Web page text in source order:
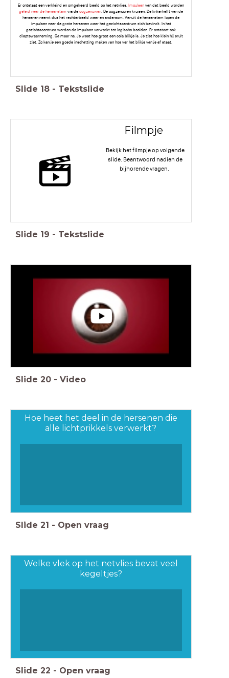
Er ontstaat een verkleind en omgekeerd beeld op het netvlies. Impulsen van dat beeld worden
geleid naar de hersenstam via de oogzenuwen . De oogzenuwen kruisen. De linkerhelft van de
hersenen neemt dus het rechterbeeld waar en andersom. Vanuit de hersenstam lopen de
impulsen naar de grote hersenen waar het gezichtscentrum zich bevindt. In het
gezichtscentrum worden de impulsen verwerkt tot logische beelden. Er ontstaat ook
dieptewaarneming. Ga maar na. Je weet hoe groot een cola blikje is. Je ziet hoe klein hij eruit
ziet. Zo kan je een goede inschatting maken van hoe ver het blikje van je af staat.
Slide 18 - Tekstslide
Filmpje
Bekijk het filmpje op volgende
slide. Beantwoord nadien de
bijhorende vragen.
Slide 19 - Tekstslide
Slide 20 - Video
Hoe heet het deel in de hersenen die
alle lichtprikkels verwerkt?
Slide 21 - Open vraag
Welke vlek op het netvlies bevat veel
kegeltjes?
Slide 22 - Open vraag